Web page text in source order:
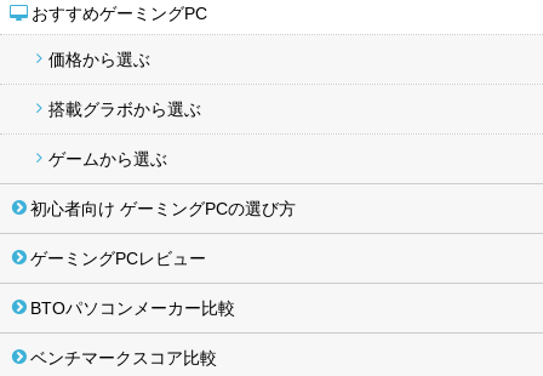
おすすめゲーミングPC
価格から選ぶ
搭載グラボから選ぶ
ゲームから選ぶ
初心者向け ゲーミングPCの選び方
ゲーミングPCレビュー
BTOパソコンメーカー比較
ベンチマークスコア比較